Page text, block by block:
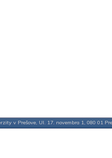
v Prešove, Ul. 17. novembra 1, 080 01